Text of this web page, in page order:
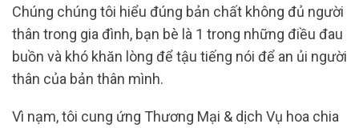
Chúng chúng tôi hiểu đúng bản chất không đủ người
thân trong gia đình, bạn bè là 1 trong những điều đau
buồn và khó khăn lòng để tậu tiếng nói để an ủi người
thân của bản thân mình.
Vì nạm, tôi cung ứng Thương Mại & dịch Vụ hoa chia